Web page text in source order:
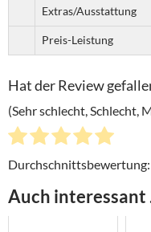
Extras/Ausstattung
Preis-Leistung
Hat der Review
(Sehr schlecht, Schlecht,
Durchschnittsbewertung:
Auch interessant